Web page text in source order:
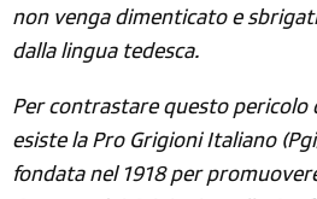
non venga dimenticato e
dalla lingua tedesca.
Per contrastare questo pericolo
esiste la Pro Grigioni Italiano
fondata nel 1918 per